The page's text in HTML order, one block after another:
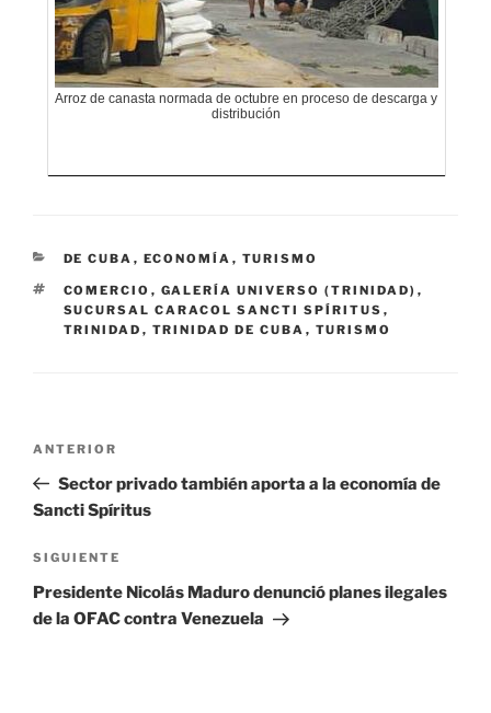
Arroz de canasta normada de octubre en proceso de descarga y
distribución
CATEGORÍAS
DE CUBA , ECONOMÍA , TURISMO
ETIQUETAS
COMERCIO , GALERÍA UNIVERSO (TRINIDAD) ,
SUCURSAL CARACOL SANCTI SPÍRITUS ,
TRINIDAD , TRINIDAD DE CUBA , TURISMO
Navegación
entradas
Entrada
anterior:
ANTERIOR
Sector privado también aporta a la economía de
Sancti Spíritus
Siguiente
entrada
SIGUIENTE
Presidente Nicolás Maduro denunció planes ilegales
de la OFAC contra Venezuela